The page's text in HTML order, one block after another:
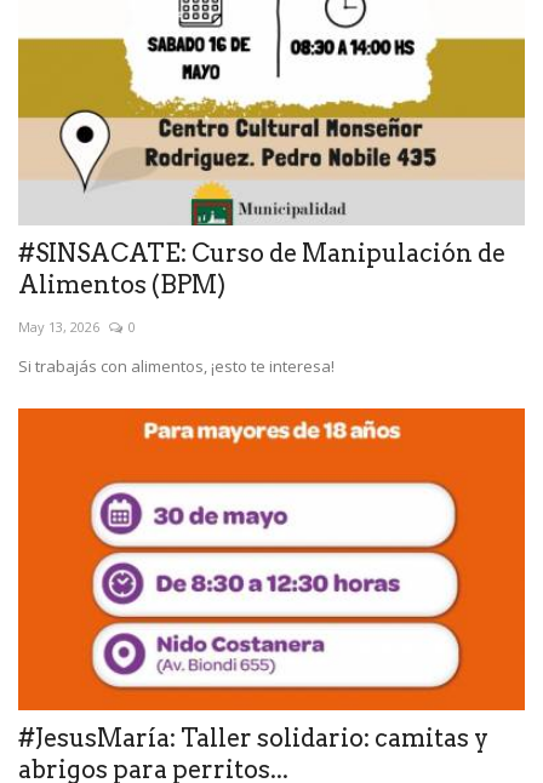
#SINSACATE: Curso de Manipulación de
Alimentos (BPM)
May 13, 2026 0
Si trabajás con alimentos, ¡esto te interesa!
#JesusMaría: Taller solidario: camitas y
abrigos para perritos...